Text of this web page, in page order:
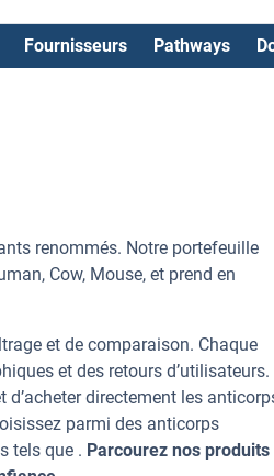
Fournisseurs Pathways
renommés. Notre portefeuille
Cow, Mouse, et prend en
et de comparaison. Chaque
et des retours d’utilisateurs.
directement les
parmi des anticorps
tels que . Parcourez nos produits